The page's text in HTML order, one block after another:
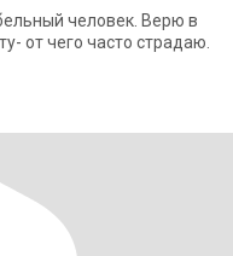
человек. Верю в
от чего часто страдаю.